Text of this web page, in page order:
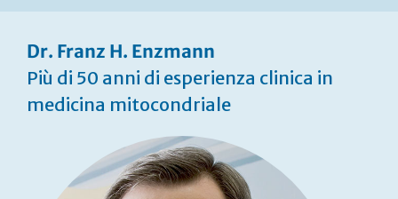
Dr. Franz H. Enzmann
Più di 50 anni di esperienza clinica in
medicina mitocondriale